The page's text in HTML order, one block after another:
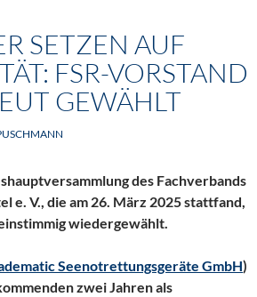
SETZEN AUF
FSR-VORSTAND
GEWÄHLT
des Fachverbands
e. V., die am 26. März 2025 stattfand,
wiedergewählt.
Seenotrettungsgeräte GmbH)
zwei Jahren als